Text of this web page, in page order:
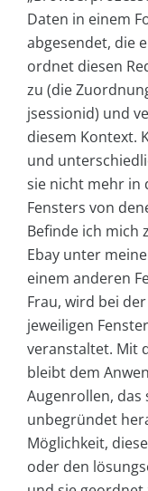
Daten in einem
abgesendet, die
ordnet diesen
zu (die
jsessionid) und
diesem Kontext.
und
sie nicht mehr in
Fensters von
Befinde ich mich
Ebay unter
einem anderen
Frau, wird bei
jeweiligen
veranstaltet. Mit
bleibt dem
Augenrollen, das
unbegründet
Möglichkeit,
oder den